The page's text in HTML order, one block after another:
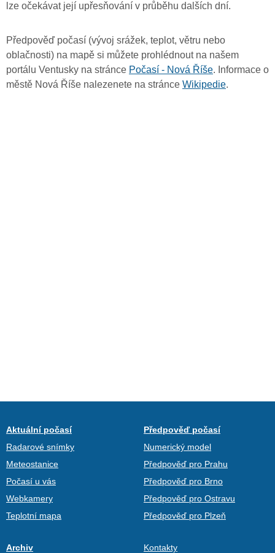
lze očekávat její upřesňování v průběhu dalších dní.
Předpověď počasí (vývoj srážek, teplot, větru nebo
oblačnosti) na mapě si můžete prohlédnout na našem
portálu Ventusky na stránce Počasí - Nová Říše. Informace o
městě Nová Říše nalezenete na stránce Wikipedie.
Aktuální počasí
Radarové snímky
Meteostanice
Počasí u vás
Webkamery
Teplotní mapa
Předpověď počasí
Numerický model
Předpověď pro Prahu
Předpověď pro Brno
Předpověď pro Ostravu
Předpověď pro Plzeň
Archiv Kontakty